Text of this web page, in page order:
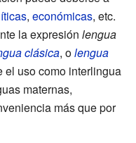
, económicas, etc.
la expresión lengua
clásica, olengua
el uso como interlingua
maternas,
más que por